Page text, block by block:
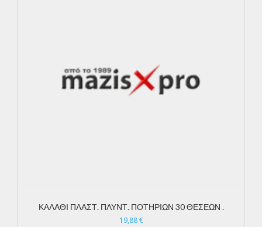
ΚΑΛΑΘΙ ΠΛΑΣΤ. ΠΛΥΝΤ. ΠΟΤΗΡΙΩΝ 30 ΘΕΣΕΩΝ .
19,88€